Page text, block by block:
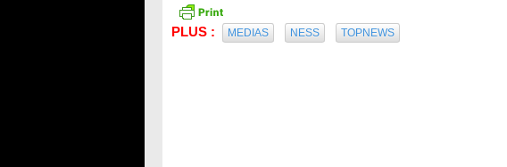
PLUS : MEDIAS NESS TOPNEWS